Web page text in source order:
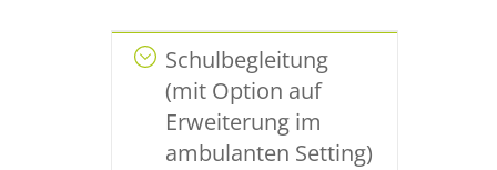
Schulbegleitung
(mit Option auf
Erweiterung im
ambulanten Setting)